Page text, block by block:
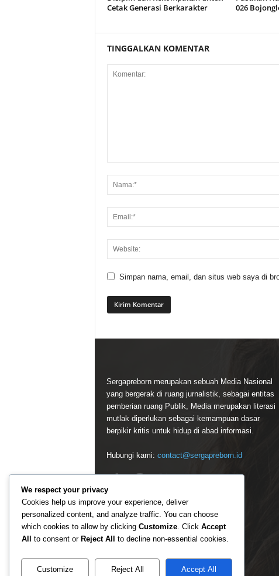
Cetak Generasi Berkarakter
026
TINGGALKAN KOMENTAR
Simpan nama, email, dan situs web saya di
Sergapreborn merupakan sebuah Media Nasional
yang bergerak di ruang jurnalistik, sebagai entitas
pemberian ruang Publik, Media merupakan literasi
mutlak diperlukan sebagai kemampuan dasar
berpikir kritis untuk hidup di abad informasi.
Hubungi kami: contact@sergapreborn.id
We respect your privacy
Cookies help us improve your experience, deliver
personalized content, and analyze traffic. You can choose
which cookies to allow by clicking Customize. Click Accept
All
to consent or Reject All to decline non-essential cookies.
Customize Reject All Accept All